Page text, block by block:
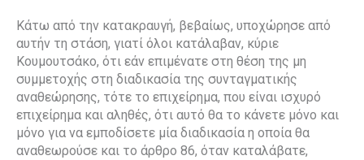
Κάτω από την κατακραυγή, βεβαίως, υποχώρησε από
αυτήν τη στάση, γιατί όλοι κατάλαβαν, κύριε
Κουμουτσάκο, ότι εάν επιμένατε στη θέση της μη
συμμετοχής στη διαδικασία της συνταγματικής
αναθεώρησης, τότε το επιχείρημα, που είναι ισχυρό
επιχείρημα και αληθές, ότι αυτό θα το κάνετε μόνο και
μόνο για να εμποδίσετε μία διαδικασία η οποία θα
αναθεωρούσε και το άρθρο 86, όταν καταλάβατε,